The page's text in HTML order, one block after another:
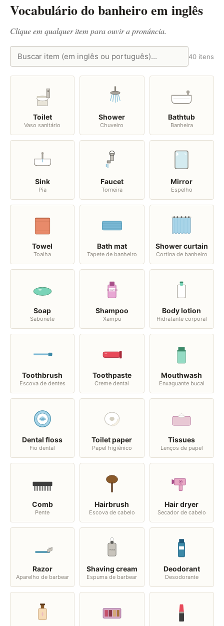
Vocabulário do banheiro em inglês
Clique em qualquer item para ouvir a pronúncia.
40 itens
Toilet
Vaso sanitário
Shower
Chuveiro
Bathtub
Banheira
Sink
Pia
Faucet
Torneira
Mirror
Espelho
Towel
Toalha
Bath mat
Tapete de banheiro
Shower curtain
Cortina de banheiro
Soap
Sabonete
SHAMPOO
Shampoo
Xampu
Body lotion
Hidratante corporal
Toothbrush
Escova de dentes
Toothpaste
Creme dental
Mouthwash
Enxaguante bucal
FLOSS
Dental floss
Fio dental
Toilet paper
Papel higiênico
Tissues
Lenços de papel
Comb
Pente
Hairbrush
Escova de cabelo
Hair dryer
Secador de cabelo
Razor
Aparelho de barbear
FOAM
Shaving cream
Espuma de barbear
Deodorant
Desodorante